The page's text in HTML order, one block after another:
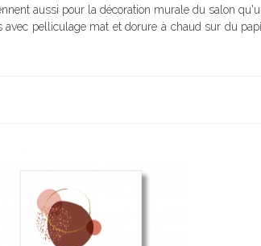
aussi pour la décoration murale du salon
pelliculage mat et dorure à chaud sur du